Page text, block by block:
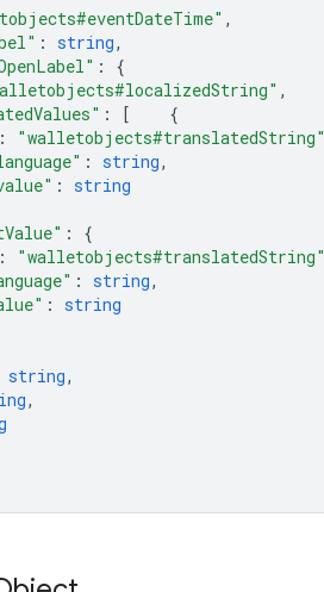
,
: string,
:
{
,
: [
{
: "walletobjects#translatedString"
: string,
: string
:
{
: "walletobjects#translatedString"
: string,
: string
string,
,